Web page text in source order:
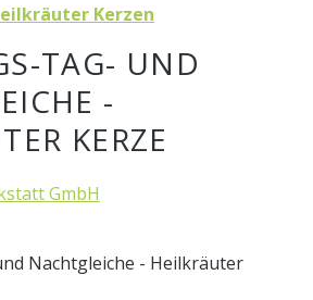
Kerzen
TAG- UND
-
KERZE
GmbH